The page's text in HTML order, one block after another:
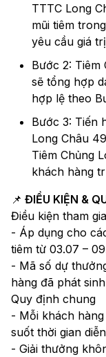
TTTC Long
mũi tiêm
yêu cầu giá
Bước 2: Tiêm
sẽ tổng hợp
hợp lệ theo
Bước 3: Tiến
Long Châu
Tiêm Chủng
khách hàng
📌 ĐIỀU KIỆN &
Điều kiện tham
- Áp dụng cho
tiêm từ 03.07 –
- Mã số dự
hàng đã phát
Quy định chung
- Mỗi khách
suốt thời gian
- Giải thưởng